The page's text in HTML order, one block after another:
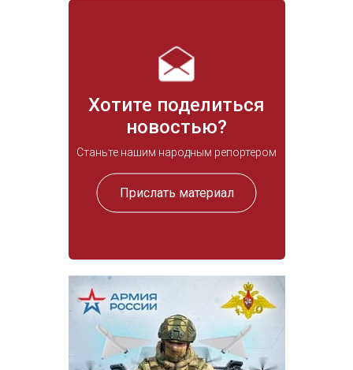
Хотите поделиться
новостью?
Станьте нашим народным репортером
Прислать материал